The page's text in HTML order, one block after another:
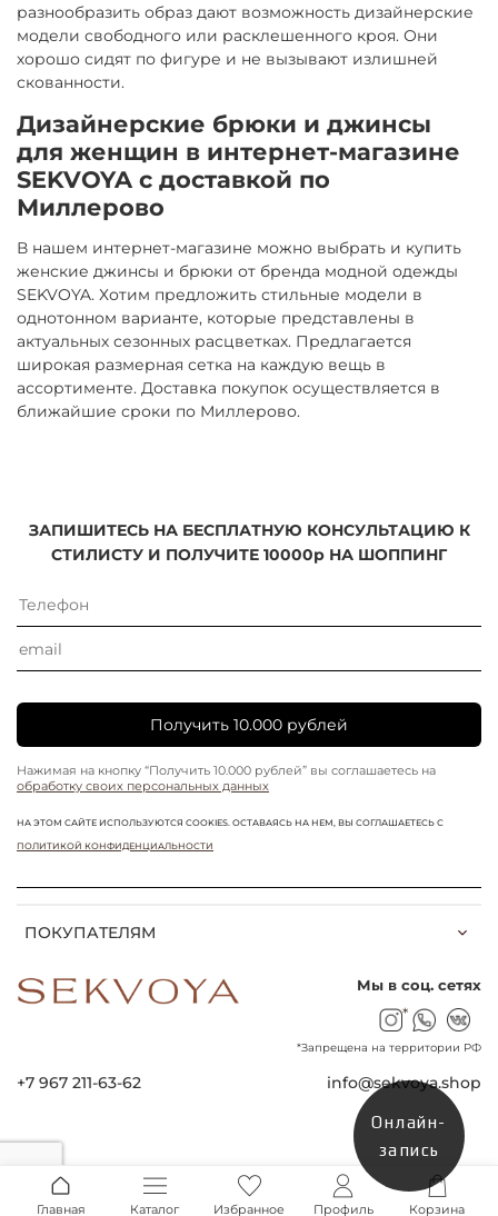
разнообразить образ дают возможность дизайнерские
модели свободного или расклешенного кроя. Они
хорошо сидят по фигуре и не вызывают излишней
скованности.
Дизайнерские брюки и джинсы
для женщин в интернет-магазине
SEKVOYA с доставкой по
Миллерово
В нашем интернет-магазине можно выбрать и купить
женские джинсы и брюки от бренда модной одежды
SEKVOYA. Хотим предложить стильные модели в
однотонном варианте, которые представлены в
актуальных сезонных расцветках. Предлагается
широкая размерная сетка на каждую вещь в
ассортименте. Доставка покупок осуществляется в
ближайшие сроки по Миллерово.
ПОКУПАТЕЛЯМ
ЗАПИШИТЕСЬ НА БЕСПЛАТНУЮ КОНСУЛЬТАЦИЮ К
СТИЛИСТУ И ПОЛУЧИТЕ 10000р НА ШОППИНГ
Получить 10.000 рублей
Нажимая на кнопку “Получить 10.000 рублей” вы соглашаетесь на
обработку своих персональных данных
НА ЭТОМ САЙТЕ ИСПОЛЬЗУЮТСЯ COOKIES. ОСТАВАЯСЬ НА НЕМ, ВЫ СОГЛАШАЕТЕСЬ С
ПОЛИТИКОЙ КОНФИДЕНЦИАЛЬНОСТИ
+7 967 211-63-62 info@sekvoya.shop
Мы в соц. сетях
*
*Запрещена на территории РФ
Главная Каталог Избранное Профиль Корзина
Онлайн-
запись